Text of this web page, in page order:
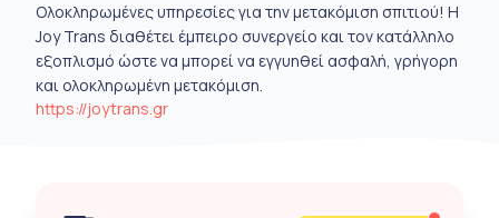
Ολοκληρωμένες υπηρεσίες για την μετακόμιση σπιτιού! Η
Joy Trans διαθέτει έμπειρο συνεργείο και τον κατάλληλο
εξοπλισμό ώστε να μπορεί να εγγυηθεί ασφαλή, γρήγορη
και ολοκληρωμένη μετακόμιση.
https://joytrans.gr